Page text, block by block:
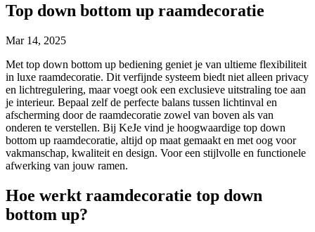
Top down bottom up raamdecoratie
Mar 14, 2025
Met top down bottom up bediening geniet je van ultieme flexibiliteit
in luxe raamdecoratie. Dit verfijnde systeem biedt niet alleen privacy
en lichtregulering, maar voegt ook een exclusieve uitstraling toe aan
je interieur. Bepaal zelf de perfecte balans tussen lichtinval en
afscherming door de raamdecoratie zowel van boven als van
onderen te verstellen. Bij KeJe vind je hoogwaardige top down
bottom up raamdecoratie, altijd op maat gemaakt en met oog voor
vakmanschap, kwaliteit en design. Voor een stijlvolle en functionele
afwerking van jouw ramen.
Hoe werkt raamdecoratie top down
bottom up?